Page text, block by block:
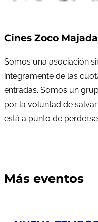
Cines Zoco
Somos una asociación
íntegramente de las
entradas. Somos un
por la voluntad de
está a punto de
Más eventos